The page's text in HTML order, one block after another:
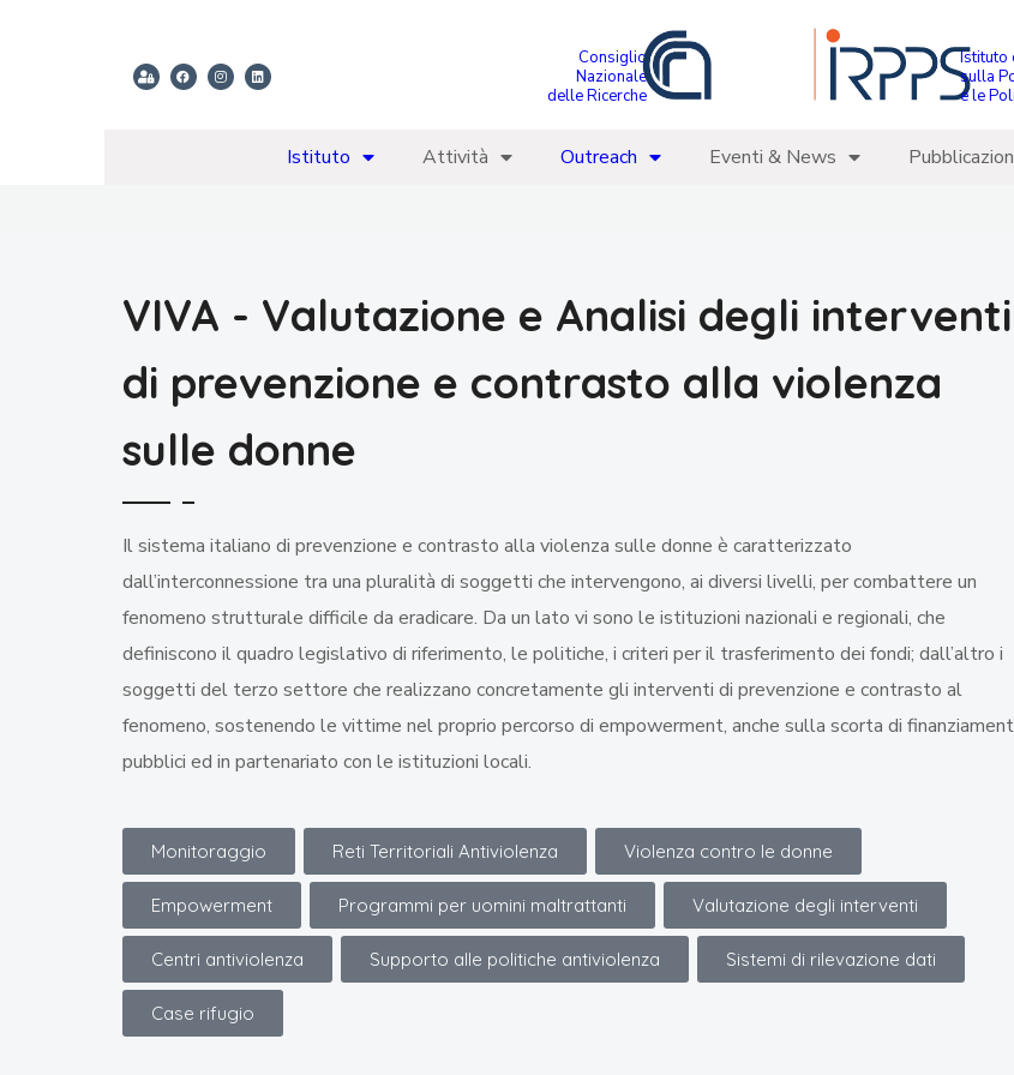
Consiglio
Nazionale
delle Ricerche
Istituto
sulla
e le
Istituto Attività Outreach Eventi & News
VIVA - Valutazione e Analisi degli interventi
di prevenzione e contrasto alla violenza
sulle donne
Il sistema italiano di prevenzione e contrasto alla violenza sulle donne è caratterizzato
dall’interconnessione tra una pluralità di soggetti che intervengono, ai diversi livelli, per combattere un
fenomeno strutturale difficile da eradicare. Da un lato vi sono le istituzioni nazionali e regionali, che
definiscono il quadro legislativo di riferimento, le politiche, i criteri per il trasferimento dei fondi; dall’altro i
soggetti del terzo settore che realizzano concretamente gli interventi di prevenzione e contrasto al
fenomeno, sostenendo le vittime nel proprio percorso di empowerment, anche sulla scorta di
pubblici ed in partenariato con le istituzioni locali.
Monitoraggio Reti Territoriali Antiviolenza Violenza contro le donne
Empowerment Programmi per uomini maltrattanti Valutazione degli interventi
Centri antiviolenza Supporto alle politiche antiviolenza Sistemi di rilevazione dati
Case rifugio